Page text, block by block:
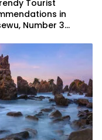
Tourist
in
Number 3